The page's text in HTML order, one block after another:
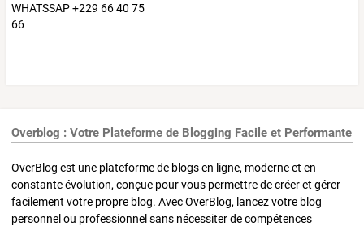
Overblog : Votre Plateforme de Blogging Facile et Performante
OverBlog est une plateforme de blogs en ligne, moderne et en
constante évolution, conçue pour vous permettre de créer et gérer
facilement votre propre blog. Avec OverBlog, lancez votre blog
personnel ou professionnel sans nécessiter de compétences